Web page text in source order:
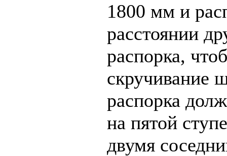
1800 мм и
расстоянии
распорка,
скручивание
распорка
на пятой
двумя